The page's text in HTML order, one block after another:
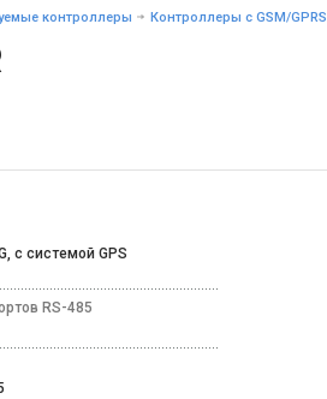
контроллеры Контроллеры с GSM/GPRS
с системой GPS
RS-485